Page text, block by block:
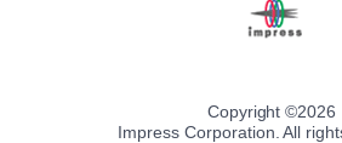
Copyright ©2026
Impress Corporation. All